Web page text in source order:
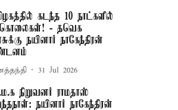
கடந்த 10 நாட்களில்
- தவெக
நயினார் நாகேந்திரன்
31 Jul 2026
நிறுவனர் ராமதாஸ்
நயினார் நாகேந்திரன்